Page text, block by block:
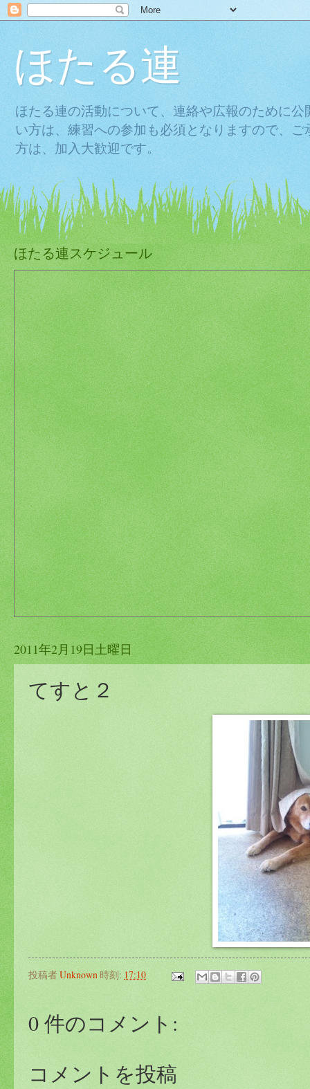
ほたる連
ほたる連の活動について、連絡や広報のために
い方は、練習への参加も必須となりますので、
方は、加入大歓迎です。
ほたる連スケジュール
2011年2月19日土曜日
てすと２
投稿者Unknown時刻: 17:10
0 件のコメント:
コメントを投稿